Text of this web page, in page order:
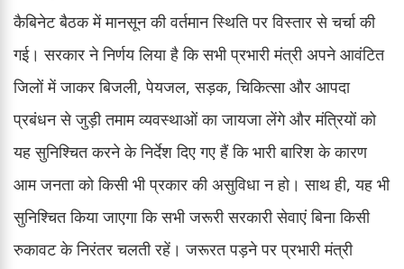
कैबिनेट बैठक में मानसून की वर्तमान स्थिति पर विस्तार से चर्चा की
गई। सरकार ने निर्णय लिया है कि सभी प्रभारी मंत्री अपने आवंटित
जिलों में जाकर बिजली, पेयजल, सड़क, चिकित्सा और आपदा
प्रबंधन से जुड़ी तमाम व्यवस्थाओं का जायजा लेंगे और मंत्रियों को
यह सुनिश्चित करने के निर्देश दिए गए हैं कि भारी बारिश के कारण
आम जनता को किसी भी प्रकार की असुविधा न हो। साथ ही, यह भी
सुनिश्चित किया जाएगा कि सभी जरूरी सरकारी सेवाएं बिना किसी
रुकावट के निरंतर चलती रहें। जरूरत पड़ने पर प्रभारी मंत्री